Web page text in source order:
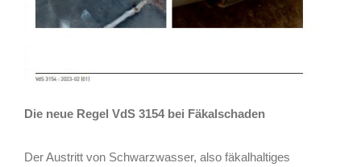
Die neue Regel VdS 3154 bei Fäkalschaden
Der Austritt von Schwarzwasser, also fäkalhaltiges